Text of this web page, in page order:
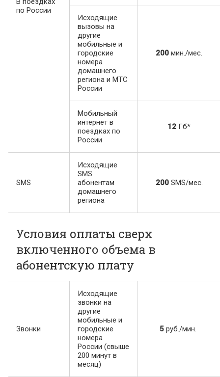
по России
Исходящие
вызовы на
другие
мобильные и
городские
номера
домашнего
региона и МТС
России
200 мин./мес.
Мобильный
интернет в
поездках по
России
12 Гб*
SMS
Исходящие
SMS
абонентам
домашнего
региона
200 SMS/мес.
Условия оплаты сверх
включенного объема в
абонентскую плату
Звонки
Исходящие
звонки на
другие
мобильные и
городские
номера
России (свыше
200 минут в
месяц)
5 руб./мин.